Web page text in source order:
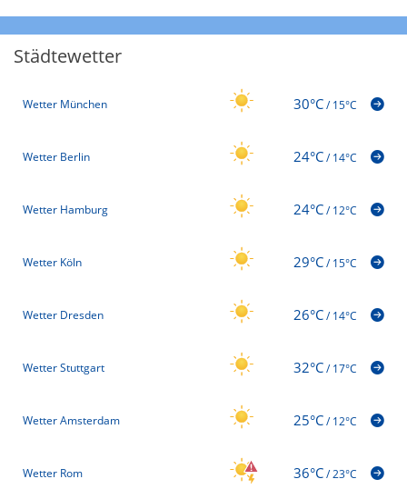
Städtewetter
Wetter München 30°C/15°C
Wetter Berlin 24°C/14°C
Wetter Hamburg 24°C/12°C
Wetter Köln 29°C/15°C
Wetter Dresden 26°C/14°C
Wetter Stuttgart 32°C/17°C
Wetter Amsterdam 25°C/12°C
Wetter Rom 36°C/23°C